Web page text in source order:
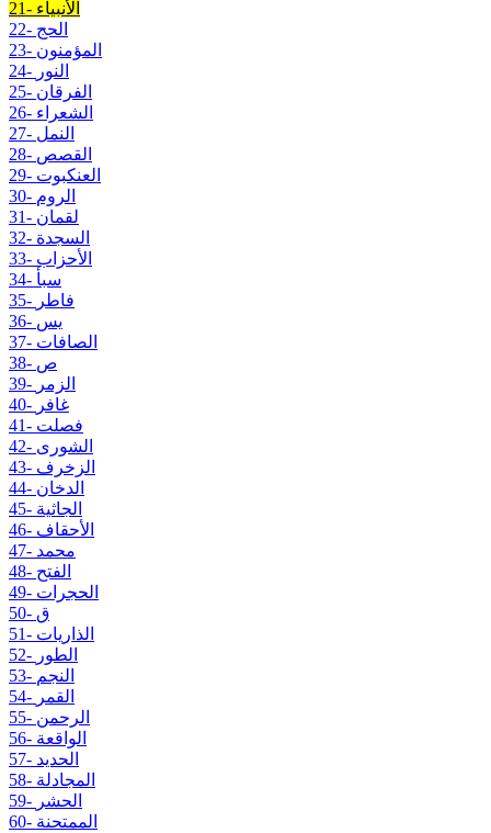
21- الأنبياء
22- الحج
23- المؤمنون
24- النور
25- الفرقان
26- الشعراء
27- النمل
28- القصص
29- العنكبوت
30- الروم
31- لقمان
32- السجدة
33- الأحزاب
34- سبأ
35- فاطر
36- يس
37- الصافات
38- ص
39- الزمر
40- غافر
41- فصلت
42- الشورى
43- الزخرف
44- الدخان
45- الجاثية
46- الأحقاف
47- محمد
48- الفتح
49- الحجرات
50- ق
51- الذاريات
52- الطور
53- النجم
54- القمر
55- الرحمن
56- الواقعة
57- الحديد
58- المجادلة
59- الحشر
60- الممتحنة